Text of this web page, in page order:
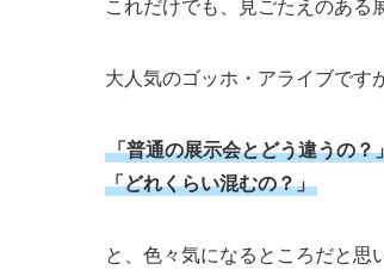
これだけでも、見ごたえのある
大人気のゴッホ・アライブです
「普通の展示会とどう違うの？
「どれくらい混むの？」
と、色々気になるところだと思